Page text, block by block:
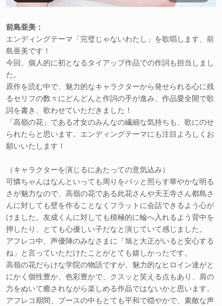
前島亜美：
エンディングテーマ「完璧じゃないわたし」を歌唱します、前
島亜美です！
今回、個人的に初となるタイアップ作品での作詞も担当しまし
た。
原作を読む中で、魅力的なキャラクターから発せられる心に残
るセリフの数々にどんどんと作詞の手が進み、作品愛全開で歌
詞を書き、歌わせていただきました！
「高嶺の花」である才女のみんなの繊細な気持ちも、歌にのせ
られたらと思います。エンディングテーマにも注目よろしくお
願いいたします！
（キャラクターを演じるにあたっての意気込み）
可憐ちゃんはなんといっても周りをパッと照らす華やかな明る
さが魅力なので、高嶺の花である此花さんや天王寺さん都島さ
んに対しても壁を作ることなくフラットに会話できるよう心が
けました。友成くんに対しても積極的に輪へ入れるよう背中を
押したり、とても心優しい子だなと演じていて感じました。
アフレコ中、声優陣のみなさまに「旭と大正がいると安心する
ね」と言っていただけたことがとても嬉しかったです。
高嶺の花だらけな学院の物語ですが、魅力的なヒロイン達がと
にかく個性豊か、色彩豊かで、クスッと笑える点もあり、肩の
力をぬいて癒されながら楽しめる作品ではないかと思います。
アフレコ期間、ブースの中もとても平和で穏やかで、素敵な声